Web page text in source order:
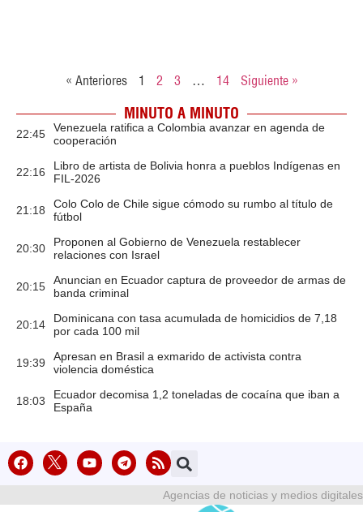
« Anteriores 1 2 3 … 14 Siguiente »
MINUTO A MINUTO
22:45
Venezuela ratifica a Colombia avanzar en agenda de
cooperación
22:16
Libro de artista de Bolivia honra a pueblos Indígenas en
FIL-2026
21:18
Colo Colo de Chile sigue cómodo su rumbo al título de
fútbol
20:30
Proponen al Gobierno de Venezuela restablecer
relaciones con Israel
20:15
Anuncian en Ecuador captura de proveedor de armas de
banda criminal
20:14
Dominicana con tasa acumulada de homicidios de 7,18
por cada 100 mil
19:39
Apresan en Brasil a exmarido de activista contra
violencia doméstica
18:03
Ecuador decomisa 1,2 toneladas de cocaína que iban a
España
Agencias de noticias y medios digitales